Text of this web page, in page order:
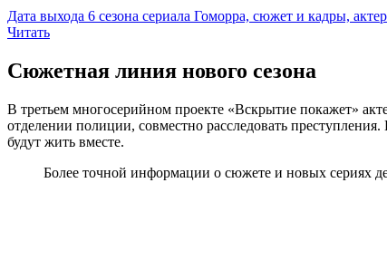
Дата выхода 6 сезона сериала Гоморра, сюжет и кадры,
Читать
Сюжетная линия нового сезона
В третьем многосерийном проекте «Вскрытие покажет»
отделении полиции, совместно расследовать
будут жить вместе.
Более точной информации о сюжете и новых сериях